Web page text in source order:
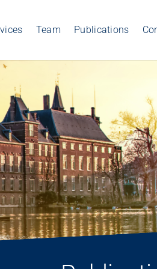
Team Publications